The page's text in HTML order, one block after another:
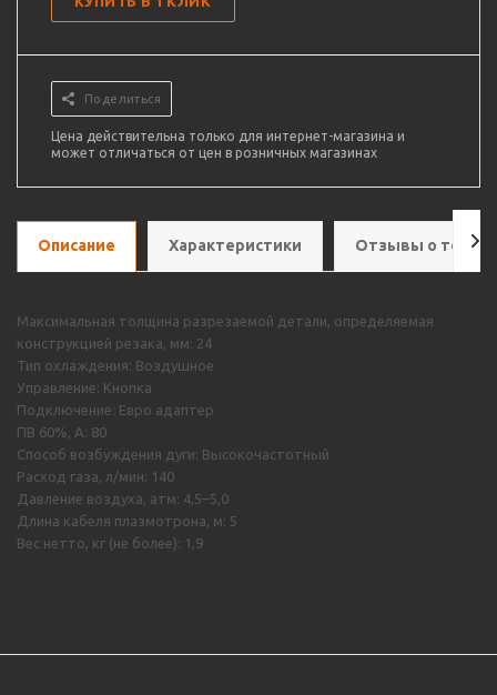
Поделиться
Цена действительна только для интернет-магазина и
может отличаться от цен в розничных магазинах
Описание Характеристики Отзывы о
Максимальная толщина разрезаемой детали, определяемая
конструкцией резака, мм: 24
Тип охлаждения: Воздушное
Управление: Кнопка
Подключение: Евро адаптер
ПВ 60%, А: 80
Способ возбуждения дуги: Высокочастотный
Расход газа, л/мин: 140
Давление воздуха, атм: 4,5–5,0
Длина кабеля плазмотрона, м: 5
Вес нетто, кг (не более): 1,9